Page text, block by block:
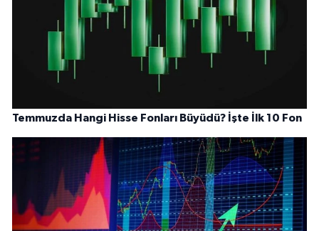
Temmuzda Hangi Hisse Fonları Büyüdü? İşte İlk 10 Fon